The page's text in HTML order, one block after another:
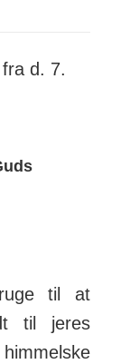
d. 7.
til at
til jeres